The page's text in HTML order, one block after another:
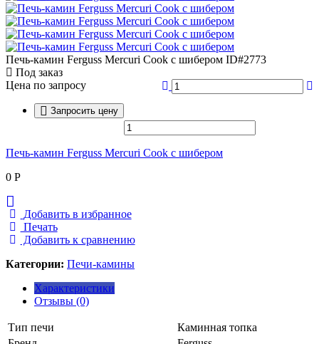
Печь-камин Ferguss Mercuri Cook с шибером ID#2773
Под заказ
Цена по запросу
Запросить цену
Печь-камин Ferguss Mercuri Cook с шибером
0 Р
Добавить в избранное
Печать
Добавить к сравнению
Категории: Печи-камины
Характеристики
Отзывы (0)
Тип печи
Каминная топка